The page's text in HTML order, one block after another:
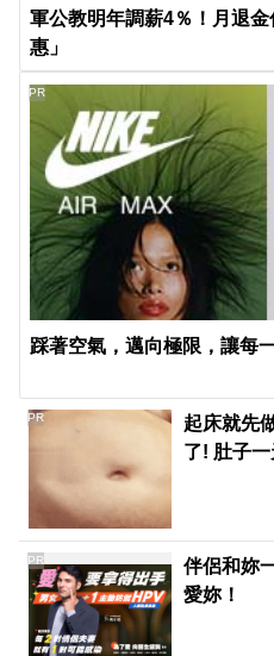
軍公教明年調薪4％！月退
惠」
踩著空氣，邁向極限，讓每
PR
起床就先
了! 肚子一
PR
伴侶和妳
愛妳！
PR